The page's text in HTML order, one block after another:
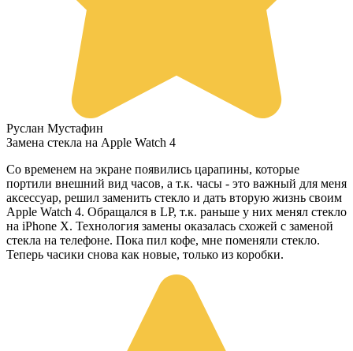
Руслан Мустафин
Замена стекла на Apple Watch 4
Со временем на экране появились царапины, которые
портили внешний вид часов, а т.к. часы - это важный для меня
аксессуар, решил заменить стекло и дать вторую жизнь своим
Apple Watch 4. Обращался в LP, т.к. раньше у них менял стекло
на iPhone X. Технология замены оказалась схожей с заменой
стекла на телефоне. Пока пил кофе, мне поменяли стекло.
Теперь часики снова как новые, только из коробки.